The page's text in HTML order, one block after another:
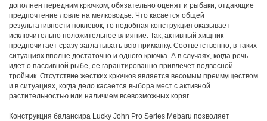
дополнен передним крючком, обязательно оценят и рыбаки, отдающие
предпочтение ловле на мелководье. Что касается общей
результативности поклевок, то подобная конструкция оказывает
исключительно положительное влияние. Так, активный хищник
предпочитает сразу заглатывать всю приманку. Соответственно, в таких
ситуациях вполне достаточно и одного крючка. А в случаях, когда речь
идет о пассивной рыбе, ее гарантированно привлечет подвесной
тройник. Отсутствие жестких крючков является весомым преимуществом
и в ситуациях, когда дело касается выбора мест с активной
растительностью или наличием всевозможных коряг.
Конструкция балансира Lucky John Pro Series Mebaru позволяет